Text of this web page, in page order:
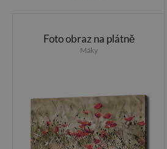
Foto obraz na plátně
Máky